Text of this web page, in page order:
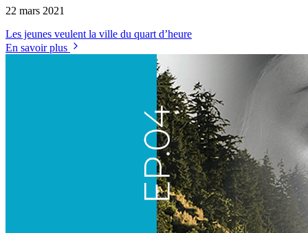
22 mars 2021
Les jeunes veulent la ville du quart d’heure
En savoir plus